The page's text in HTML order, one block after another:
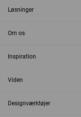
Løsninger
Om os
Inspiration
Viden
Designværktøjer